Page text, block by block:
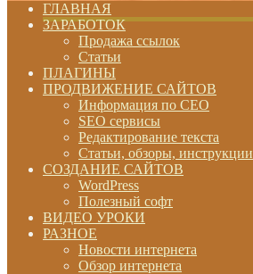
ГЛАВНАЯ
ЗАРАБОТОК
Продажа ссылок
Статьи
ПЛАГИНЫ
ПРОДВИЖЕНИЕ САЙТОВ
Информация по СЕО
SEO сервисы
Редактирование текста
Статьи, обзоры, инструкции
СОЗДАНИЕ САЙТОВ
WordPress
Полезный софт
ВИДЕО УРОКИ
РАЗНОЕ
Новости интернета
Обзор интернета